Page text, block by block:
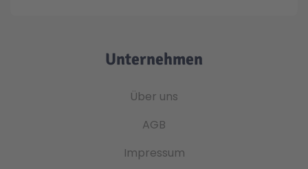
Unternehmen
Über uns
AGB
Impressum